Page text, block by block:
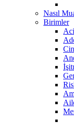
Nasıl
Birimler